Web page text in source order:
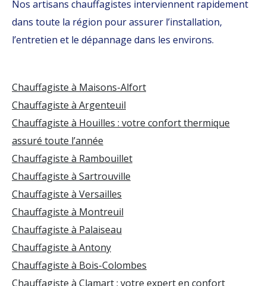
Nos artisans chauffagistes interviennent rapidement
dans toute la région pour assurer l’installation,
l’entretien et le dépannage dans les environs.
Chauffagiste à Maisons-Alfort
Chauffagiste à Argenteuil
Chauffagiste à Houilles : votre confort thermique
assuré toute l’année
Chauffagiste à Rambouillet
Chauffagiste à Sartrouville
Chauffagiste à Versailles
Chauffagiste à Montreuil
Chauffagiste à Palaiseau
Chauffagiste à Antony
Chauffagiste à Bois-Colombes
Chauffagiste à Clamart : votre expert en confort